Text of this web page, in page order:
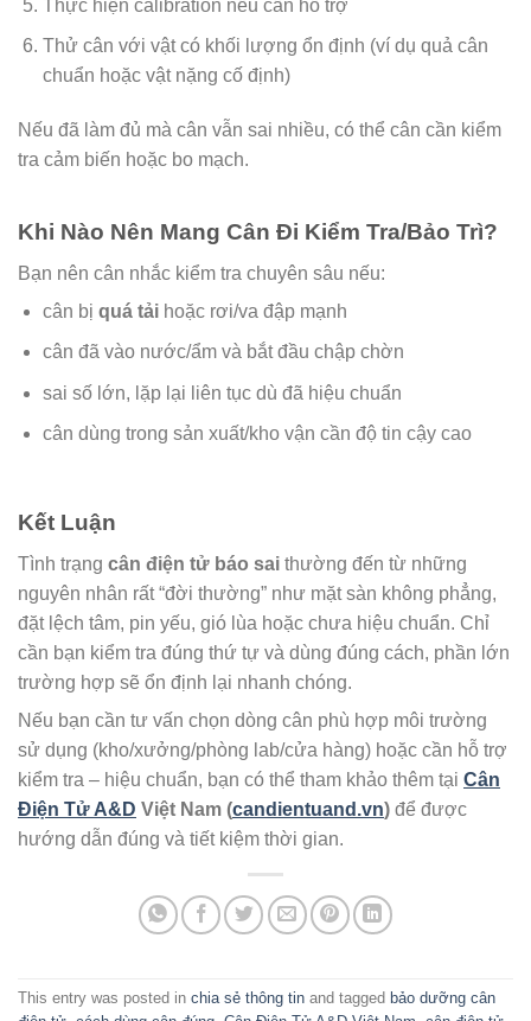
Thực hiện calibration nếu cân hỗ trợ
Thử cân với vật có khối lượng ổn định (ví dụ quả cân
chuẩn hoặc vật nặng cố định)
Nếu đã làm đủ mà cân vẫn sai nhiều, có thể cân cần kiểm
tra cảm biến hoặc bo mạch.
Khi Nào Nên Mang Cân Đi Kiểm Tra/Bảo Trì?
Bạn nên cân nhắc kiểm tra chuyên sâu nếu:
cân bị quá tảihoặc rơi/va đập mạnh
cân đã vào nước/ẩm và bắt đầu chập chờn
sai số lớn, lặp lại liên tục dù đã hiệu chuẩn
cân dùng trong sản xuất/kho vận cần độ tin cậy cao
Kết Luận
Tình trạng cân điện tử báo sai thường đến từ những
nguyên nhân rất “đời thường” như mặt sàn không phẳng,
đặt lệch tâm, pin yếu, gió lùa hoặc chưa hiệu chuẩn. Chỉ
cần bạn kiểm tra đúng thứ tự và dùng đúng cách, phần lớn
trường hợp sẽ ổn định lại nhanh chóng.
Nếu bạn cần tư vấn chọn dòng cân phù hợp môi trường
sử dụng (kho/xưởng/phòng lab/cửa hàng) hoặc cần hỗ trợ
kiểm tra – hiệu chuẩn, bạn có thể tham khảo thêm tại Cân
Điện Tử A&D Việt Nam (candientuand.vn) để được
hướng dẫn đúng và tiết kiệm thời gian.
This entry was posted in chia sẻ thông tin and tagged bảo dưỡng cân